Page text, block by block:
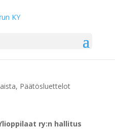
9/2026 /
, Päätösluettelot
ry:n hallitus